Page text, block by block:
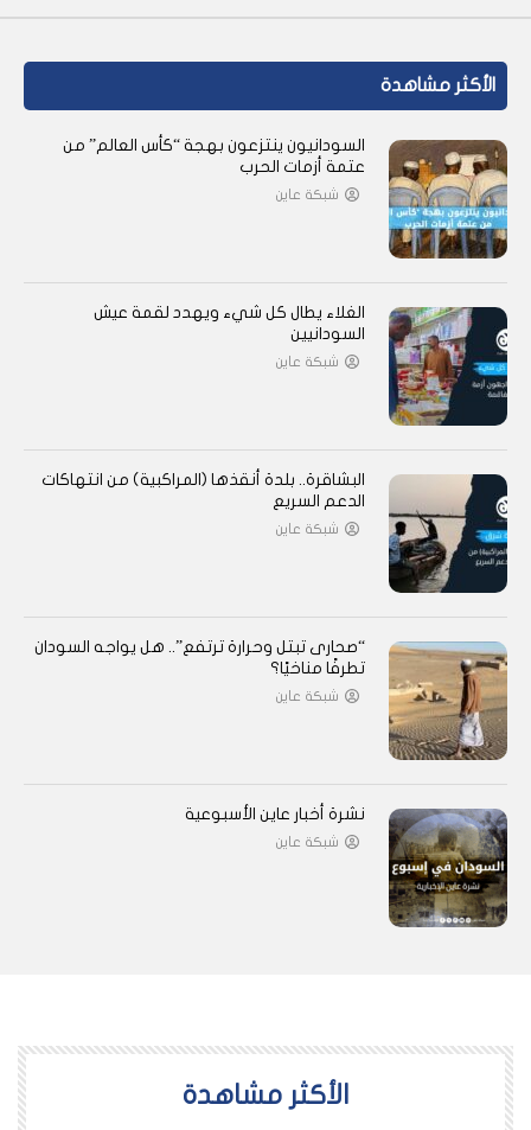
الأكثر مشاهدة
السودانيون ينتزعون بهجة “كأس العالم” من
عتمة أزمات الحرب
شبكة عاين
الغلاء يطال كل شيء ويهدد لقمة عيش
السودانيين
شبكة عاين
البشاقرة.. بلدة أنقذها (المراكبية) من انتهاكات
الدعم السريع
شبكة عاين
“صحارى تبتل وحرارة ترتفع”.. هل يواجه السودان
تطرفًا مناخيًا؟
شبكة عاين
نشرة أخبار عاين الأسبوعية
شبكة عاين
اﻷكثر مشاهدة